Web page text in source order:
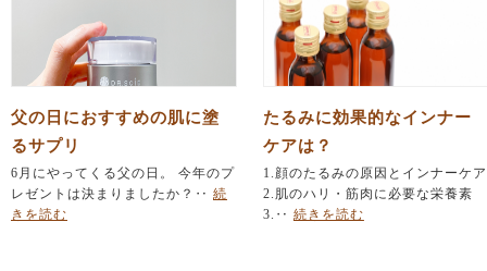
父の日におすすめの肌に塗
るサプリ
6月にやってくる父の日。 今年のプ
レゼントは決まりましたか？‥ 続
きを読む
たるみに効果的なインナー
ケアは？
1.顔のたるみの原因とインナーケア
2.肌のハリ・筋肉に必要な栄養素
3.‥ 続きを読む